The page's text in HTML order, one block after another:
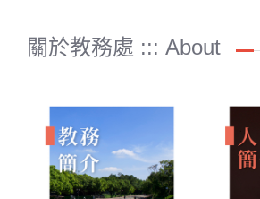
關於教務處 ::: About